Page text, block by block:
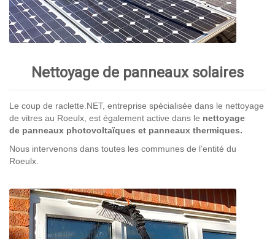
Nettoyage de panneaux solaires
Le coup de raclette.NET, entreprise spécialisée dans le nettoyage
de vitres au Roeulx, est également active dans le nettoyage
de panneaux photovoltaïques et panneaux thermiques.
Nous intervenons dans toutes les communes de l’entité du
Roeulx.